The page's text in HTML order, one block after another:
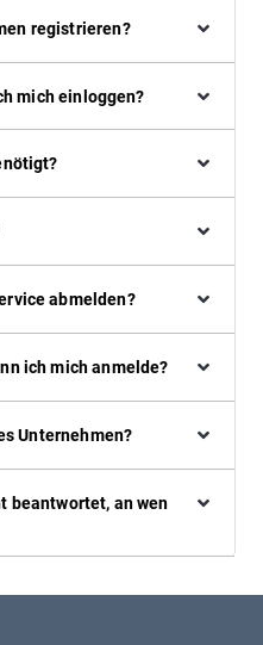
registrieren?
mich einloggen?
abmelden?
ich mich anmelde?
Unternehmen?
beantwortet, an wen